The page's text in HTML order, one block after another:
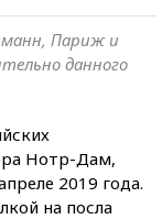
Париж и
данного
Нотр-Дам,
2019 года.
на посла